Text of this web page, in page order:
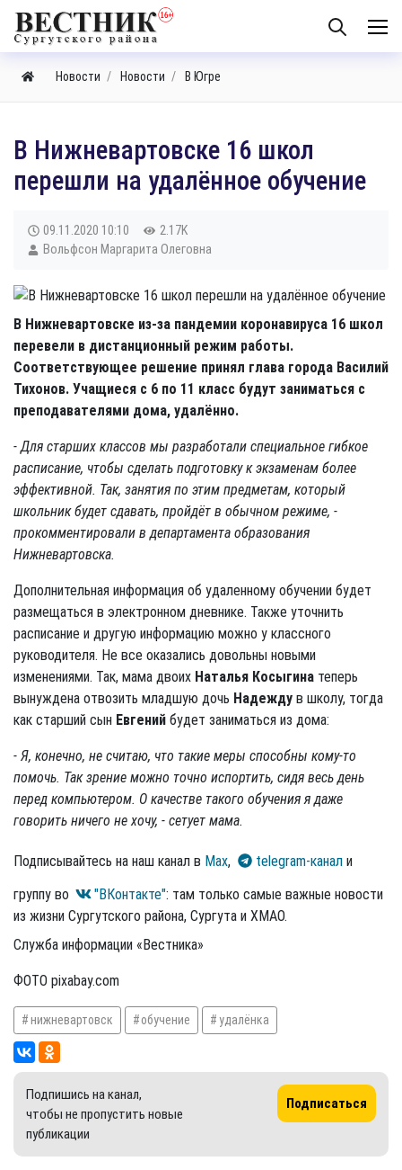
Новости Новости В Югре
В Нижневартовске 16 школ
перешли на удалённое обучение
09.11.2020 10:10
2.17K
Вольфсон Маргарита Олеговна
В Нижневартовске из-за пандемии коронавируса 16 школ
перевели в дистанционный режим работы.
Соответствующее решение принял глава города Василий
Тихонов. Учащиеся с 6 по 11 класс будут заниматься с
преподавателями дома, удалённо.
- Для старших классов мы разработали специальное гибкое
расписание, чтобы сделать подготовку к экзаменам более
эффективной. Так, занятия по этим предметам, который
школьник будет сдавать, пройдёт в обычном режиме, -
прокомментировали в департамента образования
Нижневартовска.
Дополнительная информация об удаленному обучении будет
размещаться в электронном дневнике. Также уточнить
расписание и другую информацию можно у классного
руководителя. Не все оказались довольны новыми
изменениями. Так, мама двоих Наталья Косыгина теперь
вынуждена отвозить младшую дочь Надежду в школу, тогда
как старший сын Евгений будет заниматься из дома:
- Я, конечно, не считаю, что такие меры способны кому-то
помочь. Так зрение можно точно испортить, сидя весь день
перед компьютером. О качестве такого обучения я даже
говорить ничего не хочу, - сетует мама.
Подписывайтесь на наш канал в Max, telegram-канал и
группу во
"ВКонтакте": там только самые важные новости
из жизни Сургутского района, Сургута и ХМАО.
Служба информации «Вестника»
ФОТО pixabay.com
нижневартовск обучение удалёнка
Подпишись на канал,
чтобы не пропустить новые
публикации
Подписаться